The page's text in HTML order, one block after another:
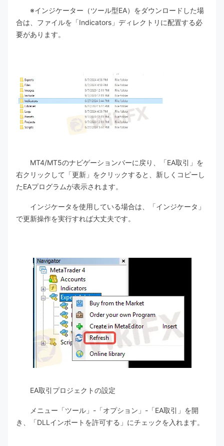
※インジケーター（ツール型EA）をダウンロードした場
合は、ファイルを「Indicators」ディレクトリに配置する必
要があります。
MT4/MT5のナビゲーションバーに戻り、「EA取引」を
右クリックして「更新」をクリックすると、新しくコピーし
たEAプログラムが表示されます。
インジケータを使用している場合は、「インジケータ」
で更新操作を実行すれば大丈夫です。
EA取引プロジェクトの設定
メニュー「ツール」-「オプション」-「EA取引」を開
き、「DLLインポートを許可する」にチェックを入れます。